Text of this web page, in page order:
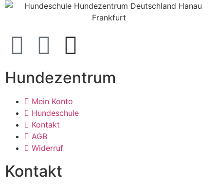
Hundezentrum
Mein Konto
Hundeschule
Kontakt
AGB
Widerruf
Kontakt